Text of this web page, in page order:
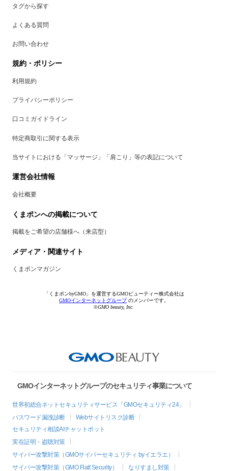
タグから探す
よくある質問
お問い合わせ
規約・ポリシー
利用規約
プライバシーポリシー
口コミガイドライン
特定商取引に関する表示
当サイトにおける「マッサージ」「肩こり」等の表記について
運営会社情報
会社概要
くまポンへの掲載について
掲載をご希望の店舗様へ（来店型）
メディア・関連サイト
くまポンマガジン
「くまポンbyGMO」を運営するGMOビューティー株式会社は
GMOインターネットグループのメンバーです。
©GMO beauty, Inc.
GMOインターネットグループのセキュリティ事業について
世界初総合ネットセキュリティサービス「GMOセキュリティ24」
パスワード漏洩診断
Webサイトリスク診断
セキュリティ相談AIチャットボット
実在証明・盗聴対策
サイバー攻撃対策（GMOサイバーセキュリティ byイエラエ）
サイバー攻撃対策（GMO Flatt Security）
なりすまし対策